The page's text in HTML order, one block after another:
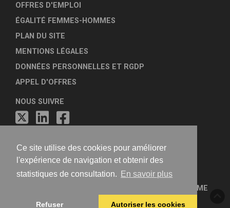
Ce site utilise des cookies pour améliorer
l'expérience de navigation et obtenir des
statistiques de consultation.
En savoir plus
Refuser Autoriser les cookies
OFFRES D'EMPLOI
ÉGALITÉ FEMMES-HOMMES
PLAN DU SITE
MENTIONS LÉGALES
DONNÉES PERSONNELLES ET RGDP
APPEL D'OFFRES
NOUS SUIVRE
FÉDÉRATION NATIONALE DES AGENCES D'URBANISME